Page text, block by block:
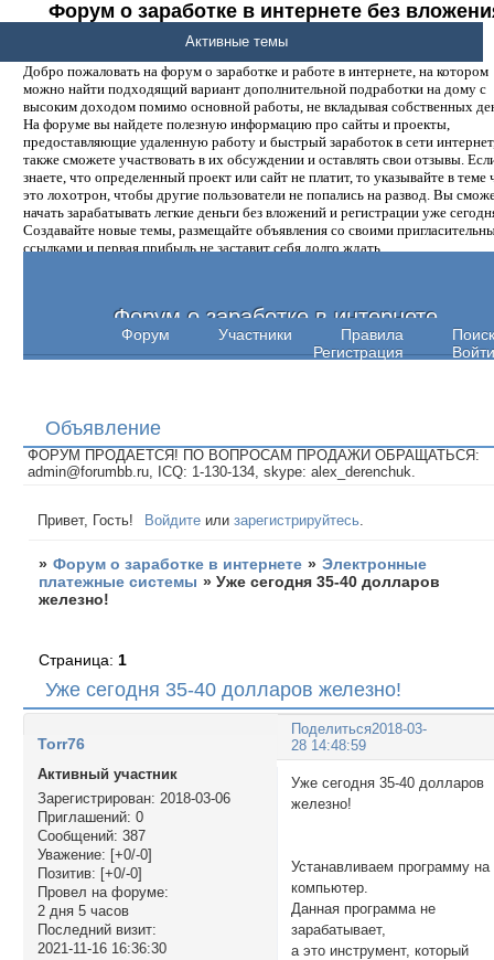
Форум о заработке в интернете без
денег.
Добро пожаловать на форум о заработке и работе в интернете, на котором
можно найти подходящий вариант дополнительной подработки на дому с
высоким доходом помимо основной работы, не вкладывая собственных
На форуме вы найдете полезную информацию про сайты и проекты,
предоставляющие удаленную работу и быстрый заработок в сети
также сможете участвовать в их обсуждении и оставлять свои отзывы.
знаете, что определенный проект или сайт не платит, то указывайте в теме
это лохотрон, чтобы другие пользователи не попались на развод. Вы
начать зарабатывать легкие деньги без вложений и регистрации уже
Создавайте новые темы, размещайте объявления со своими
ссылками и первая прибыль не заставит себя долго ждать.
Форум о заработке в интернете
Форум Участники Правила
Поиск
Регистрация
Войти
Активные темы
Объявление
ФОРУМ ПРОДАЕТСЯ! ПО ВОПРОСАМ ПРОДАЖИ ОБРАЩАТЬСЯ:
admin@forumbb.ru, ICQ: 1-130-134, skype: alex_derenchuk.
Привет, Гость! Войдите илизарегистрируйтесь
» Форум о заработке в интернете » Электронные
платежные системы »Уже сегодня 35-40 долларов
железно!
Уже сегодня 35-40 долларов железно!
Страница: 1
Поделиться2018-03-
28 14:48:59
Torr76
Активный участник
Зарегистрирован: 2018-03-06
Приглашений: 0
Сообщений: 387
Уважение: [+0/-0]
Позитив: [+0/-0]
Провел на форуме:
2 дня 5 часов
Последний визит:
2021-11-16 16:36:30
Уже сегодня 35-40 долларов
Устанавливаем программу на
компьютер.
Данная программа не
зарабатывает,
а это инструмент, который